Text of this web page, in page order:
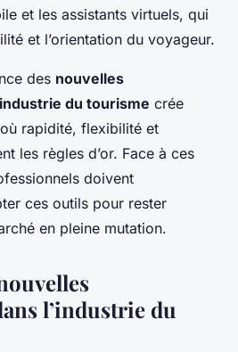
et les assistants virtuels, qui
et l’orientation du voyageur.
des nouvelles
industrie du tourisme crée
rapidité, flexibilité et
les règles d’or. Face à ces
doivent
ces outils pour rester
en pleine mutation.
l’industrie du